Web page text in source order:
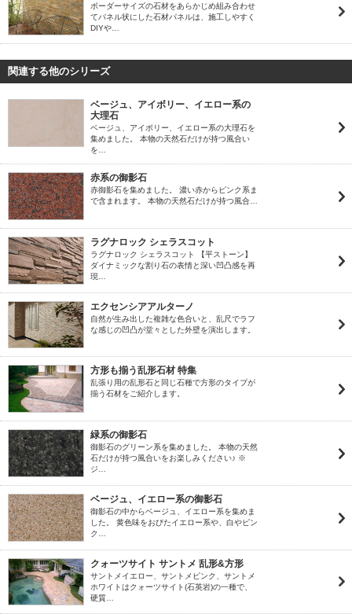
ボーダーサイズの石材をあらかじめ組み合わせ
てパネル状にした石材パネルは、施工しやすく
DIYや…
関連する他のシリーズ
ベージュ、アイボリー、イエロー系の
大理石
ベージュ、アイボリー、イエロー系の大理石を
集めました。 本物の天然石だけが持つ風合い
を…
赤系の御影石
赤御影石を集めました。 濃い赤からピンク系ま
で含まれます。 本物の天然石だけが持つ風合…
ラグナロック シェラスコット
ラグナロック シェラスコット 【平ストーン】
ダイナミックな割り石の表情と深い凹凸感を再
現…
エクセンシアアルターノ
自然が生み出した複雑な色合いと、乱尺でラフ
な感じの凹凸が堂々とした外壁を演出します。
方形も揃う乱形石材 特集
乱張り用の乱形石と同じ石種で方形のタイプが
揃う石材をご紹介します。
緑系の御影石
御影石のグリーン系を集めました。 本物の天然
石だけが持つ風合いをお楽しみください♪ ※
ジ…
ベージュ、イエロー系の御影石
御影石の中からベージュ、イエロー系を集めま
した。 黄色味をおびたイエロー系や、白やピン
ク…
クォーツサイト サントメ 乱形&方形
サントメイエロー、サントメピンク、サントメ
ホワイトはクォーツサイト(石英岩)の一種で、
硬質…